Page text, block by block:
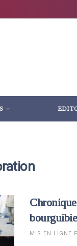
MIS EN LIGNE